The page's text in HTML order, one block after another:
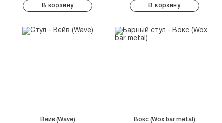
В корзину В корзину
Вейв (Wave) Вокс (Wox bar metal)